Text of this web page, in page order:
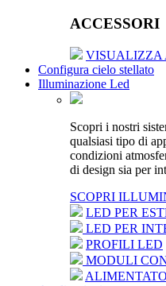
ACCESSORI
VISUALIZZA
Configura cielo stellato
Illuminazione Led
Scopri i nostri
qualsiasi tipo di
condizioni
di design sia per
SCOPRI
LED PER
LED PER
PROFILI LED
MODULI